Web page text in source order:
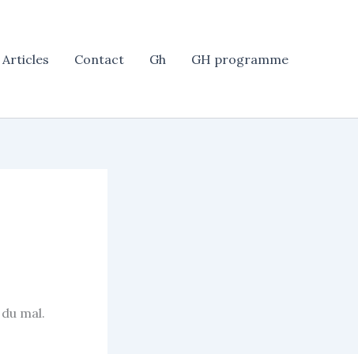
Articles Contact Gh GH programme
mal.